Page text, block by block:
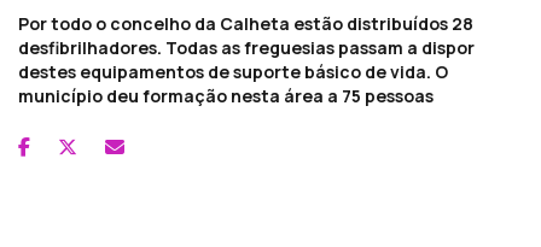
Por todo o concelho da Calheta estão distribuídos 28
desfibrilhadores. Todas as freguesias passam a dispor
destes equipamentos de suporte básico de vida. O
município deu formação nesta área a 75 pessoas